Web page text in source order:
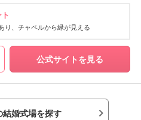
り チャペルから緑が見える
公式サイトを見る
結婚式場を探す